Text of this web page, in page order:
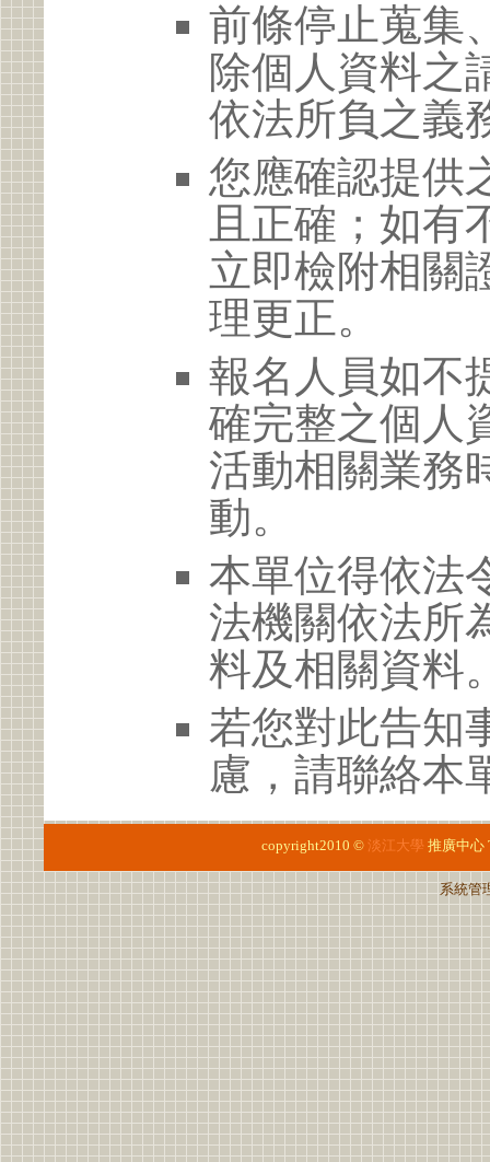
前條停止蒐集
除個人資料之
依法所負之義
您應確認提供
且正確；如有
立即檢附相關
理更正。
報名人員如不
確完整之個人
活動相關業務
動。
本單位得依法
法機關依法所
料及相關資料
若您對此告知
慮，請聯絡本
copyright2010 © 淡江大學 推廣中心
系統管